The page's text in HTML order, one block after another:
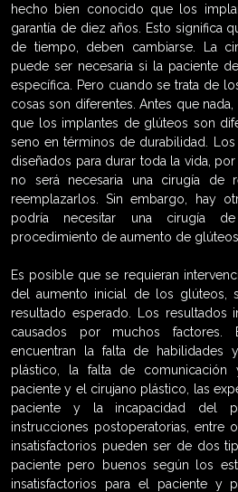
hecho bien conocido que los
garantía de diez años. Esto significa
de tiempo, deben cambiarse. La
puede ser necesaria si la paciente
específica. Pero cuando se trata de
cosas son diferentes. Antes que
que los implantes de glúteos son
seno en términos de durabilidad.
diseñados para durar toda la vida,
no será necesaria una cirugía de
reemplazarlos. Sin embargo, hay
podría necesitar una cirugía
procedimiento de aumento de glúteos.
Es posible que se requieran
del aumento inicial de los glúteos,
resultado esperado. Los resultados
causados por muchos factores.
encuentran la falta de habilidades
plástico, la falta de comunicación
paciente y el cirujano plástico, las
paciente y la incapacidad del
instrucciones postoperatorias, entre
insatisfactorios pueden ser de dos
paciente pero buenos según los
insatisfactorios para el paciente y